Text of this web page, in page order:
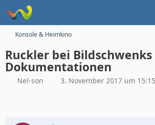
Konsole & Heimkino
Ruckler bei
Dokumentationen
Nel-son 3. November 2017 um 15:15